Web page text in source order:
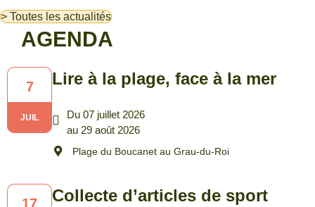
> Toutes les actualités
AGENDA
7
JUIL
Lire à la plage, face à la mer
Du 07 juillet 2026
au 29 août 2026
Plage du Boucanet au Grau-du-Roi
17
Collecte d’articles de sport